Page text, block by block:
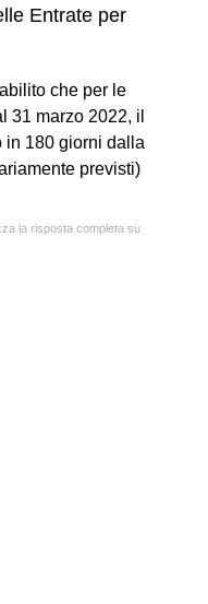
Entrate per
che per le
31 marzo 2022, il
in 180 giorni dalla
previsti)
la risposta completa su